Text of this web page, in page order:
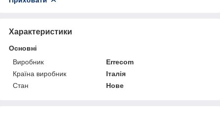
Характеристики
Основні
Виробник
Errecom
Країна виробник
Італія
Стан
Нове